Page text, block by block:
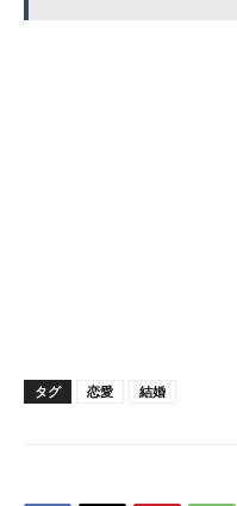
タグ 恋愛 結婚